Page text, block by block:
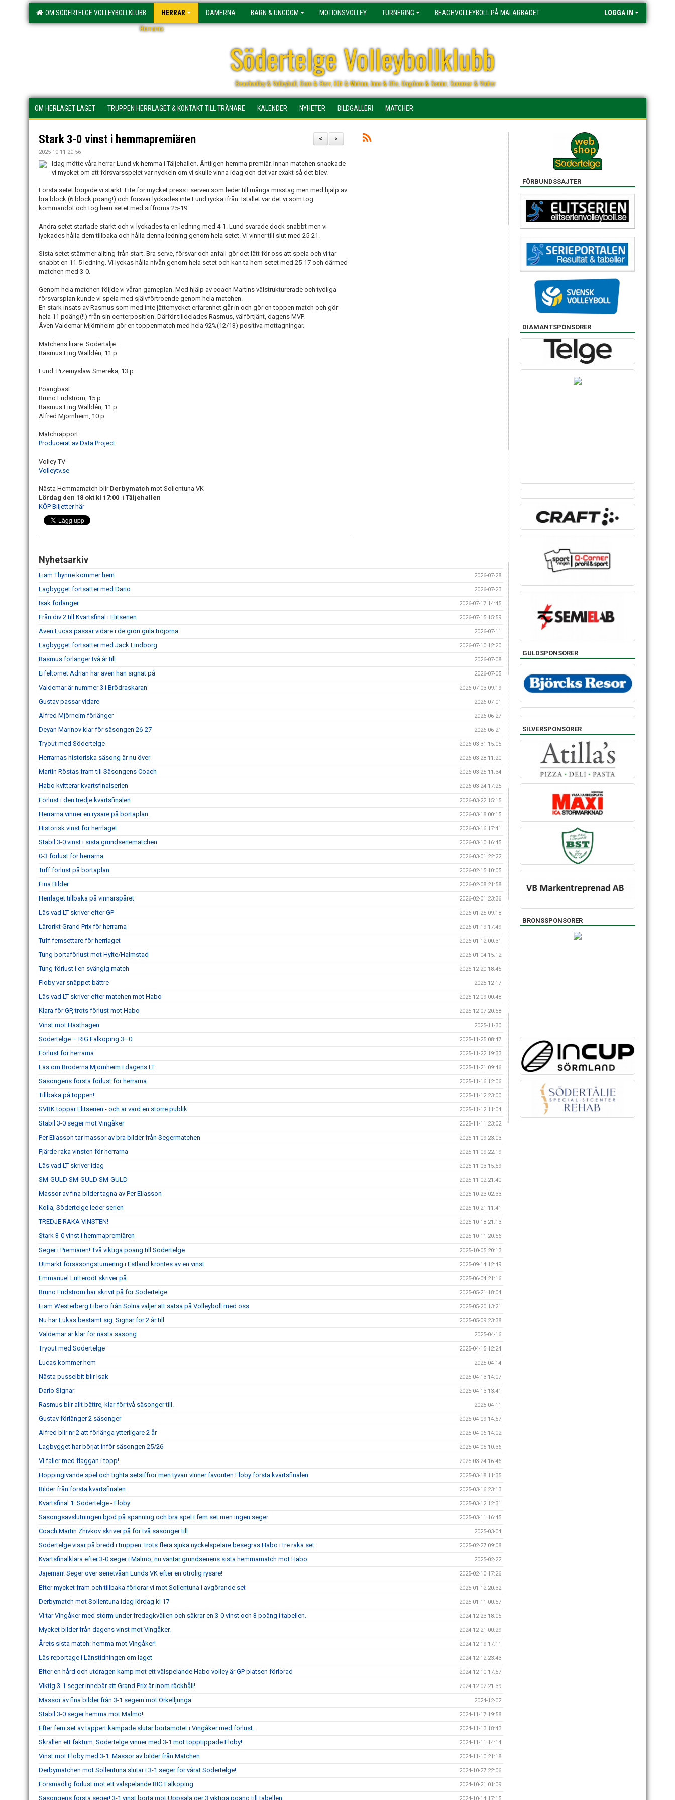
OM SÖDERTELGE VOLLEYBOLLKLUBB HERRAR DAMERNA BARN & UNGDOM MOTIONSVOLLEY TURNERING BEACHVOLLEYBOLL PÅ MÄLARBADET LOGGA IN
Södertelge Volleybollklubb
Beachvolley & Volleyboll, Dam & Herr, Elit & Motion, Inne & Ute, Ungdom & Senior, Sommar & Vinter
Herrarna
OM HERLAGET LAGET TRUPPEN HERRLAGET & KONTAKT TILL TRÄNARE KALENDER NYHETER BILDGALLERI MATCHER
>
<
Stark 3-0 vinst i hemmapremiären
2025-10-11 20:56
Idag mötte våra herrar Lund vk hemma i Täljehallen. Äntligen hemma premiär. Innan matchen snackade
vi mycket om att försvarsspelet var nyckeln om vi skulle vinna idag och det var exakt så det blev.
Första setet började vi starkt. Lite för mycket press i serven som leder till många misstag men med hjälp av
bra block (6 block poäng!) och försvar lyckades inte Lund rycka ifrån. Istället var det vi som tog
kommandot och tog hem setet med siffrorna 25-19.
Andra setet startade starkt och vi lyckades ta en ledning med 4-1. Lund svarade dock snabbt men vi
lyckades hålla dem tillbaka och hålla denna ledning genom hela setet. Vi vinner till slut med 25-21.
Sista setet stämmer allting från start. Bra serve, försvar och anfall gör det lätt för oss att spela och vi tar
snabbt en 11-5 ledning. Vi lyckas hålla nivån genom hela setet och kan ta hem setet med 25-17 och därmed
matchen med 3-0.
Genom hela matchen följde vi våran gameplan. Med hjälp av coach Martins välstrukturerade och tydliga
försvarsplan kunde vi spela med självförtroende genom hela matchen.
En stark insats av Rasmus som med inte jättemycket erfarenhet går in och gör en toppen match och gör
hela 11 poäng(!!) från sin centerposition. Därför tilldelades Rasmus, välförtjänt, dagens MVP.
Även Valdemar Mjörnheim gör en toppenmatch med hela 92%(12/13) positiva mottagningar.
Matchens lirare: Södertälje:
Rasmus Ling Walldén, 11 p
Lund: Przemyslaw Smereka, 13 p
Poängbäst:
Bruno Fridström, 15 p
Rasmus Ling Walldén, 11 p
Alfred Mjörnheim, 10 p
Matchrapport
Producerat av Data Project
Volley TV
Volleytv.se
Nästa Hemmamatch blir Derbymatch mot Sollentuna VK
Lördag den 18 okt kl 17:00 i Täljehallen
KÖP Biljetter här
Nyhetsarkiv
Liam Thynne kommer hem 2026-07-28
Lagbygget fortsätter med Dario 2026-07-23
Isak förlänger 2026-07-17 14:45
Från div 2 till Kvartsfinal i Elitserien 2026-07-15 15:59
Även Lucas passar vidare i de grön gula tröjorna 2026-07-11
Lagbygget fortsätter med Jack Lindborg 2026-07-10 12:20
Rasmus förlänger två år till 2026-07-08
Eifeltornet Adrian har även han signat på 2026-07-05
Valdemar är nummer 3 i Brödraskaran 2026-07-03 09:19
Gustav passar vidare 2026-07-01
Alfred Mjörneim förlänger 2026-06-27
Deyan Marinov klar för säsongen 26-27 2026-06-21
Tryout med Södertelge 2026-03-31 15:05
Herrarnas historiska säsong är nu över 2026-03-28 11:20
Martin Röstas fram till Säsongens Coach 2026-03-25 11:34
Habo kvitterar kvartsfinalserien 2026-03-24 17:25
Förlust i den tredje kvartsfinalen 2026-03-22 15:15
Herrarna vinner en rysare på bortaplan. 2026-03-18 00:15
Historisk vinst för herrlaget 2026-03-16 17:41
Stabil 3-0 vinst i sista grundseriematchen 2026-03-10 16:45
0-3 förlust för herrarna 2026-03-01 22:22
Tuff förlust på bortaplan 2026-02-15 10:05
Fina Bilder 2026-02-08 21:58
Herrlaget tillbaka på vinnarspåret 2026-02-01 23:36
Läs vad LT skriver efter GP 2026-01-25 09:18
Lärorikt Grand Prix för herrarna 2026-01-19 17:49
Tuff femsettare för herrlaget 2026-01-12 00:31
Tung bortaförlust mot Hylte/Halmstad 2026-01-04 15:12
Tung förlust i en svängig match 2025-12-20 18:45
Floby var snäppet bättre 2025-12-17
Läs vad LT skriver efter matchen mot Habo 2025-12-09 00:48
Klara för GP, trots förlust mot Habo 2025-12-07 20:58
Vinst mot Hästhagen 2025-11-30
Södertelge – RIG Falköping 3–0 2025-11-25 08:47
Förlust för herrarna 2025-11-22 19:33
Läs om Bröderna Mjörnheim i dagens LT 2025-11-21 09:46
Säsongens första förlust för herrarna 2025-11-16 12:06
Tillbaka på toppen! 2025-11-12 23:00
SVBK toppar Elitserien - och är värd en större publik 2025-11-12 11:04
Stabil 3-0 seger mot Vingåker 2025-11-11 23:02
Per Eliasson tar massor av bra bilder från Segermatchen 2025-11-09 23:03
Fjärde raka vinsten för herrarna 2025-11-09 22:19
Läs vad LT skriver idag 2025-11-03 15:59
SM-GULD SM-GULD SM-GULD 2025-11-02 21:40
Massor av fina bilder tagna av Per Eliasson 2025-10-23 02:33
Kolla, Södertelge leder serien 2025-10-21 11:41
TREDJE RAKA VINSTEN! 2025-10-18 21:13
Stark 3-0 vinst i hemmapremiären 2025-10-11 20:56
Seger i Premiären! Två viktiga poäng till Södertelge 2025-10-05 20:13
Utmärkt försäsongsturnering i Estland kröntes av en vinst 2025-09-14 12:49
Emmanuel Lutterodt skriver på 2025-06-04 21:16
Bruno Fridström har skrivit på för Södertelge 2025-05-21 18:04
Liam Westerberg Libero från Solna väljer att satsa på Volleyboll med oss 2025-05-20 13:21
Nu har Lukas bestämt sig. Signar för 2 år till 2025-05-09 23:38
Valdemar är klar för nästa säsong 2025-04-16
Tryout med Södertelge 2025-04-15 12:24
Lucas kommer hem 2025-04-14
Nästa pusselbit blir Isak 2025-04-13 14:07
Dario Signar 2025-04-13 13:41
Rasmus blir allt bättre, klar för två säsonger till. 2025-04-11
Gustav förlänger 2 säsonger 2025-04-09 14:57
Alfred blir nr 2 att förlänga ytterligare 2 år 2025-04-06 14:02
Lagbygget har börjat inför säsongen 25/26 2025-04-05 10:36
Vi faller med flaggan i topp! 2025-03-24 16:46
Hoppingivande spel och tighta setsiffror men tyvärr vinner favoriten Floby första kvartsfinalen 2025-03-18 11:35
Bilder från första kvartsfinalen 2025-03-16 23:13
Kvartsfinal 1: Södertelge - Floby 2025-03-12 12:31
Säsongsavslutningen bjöd på spänning och bra spel i fem set men ingen seger 2025-03-11 16:45
Coach Martin Zhivkov skriver på för två säsonger till 2025-03-04
Södertelge visar på bredd i truppen: trots flera sjuka nyckelspelare besegras Habo i tre raka set 2025-02-27 09:08
Kvartsfinalklara efter 3-0 seger i Malmö, nu väntar grundseriens sista hemmamatch mot Habo 2025-02-22
Jajemän! Seger över serietvåan Lunds VK efter en otrolig rysare! 2025-02-10 17:26
Efter mycket fram och tillbaka förlorar vi mot Sollentuna i avgörande set 2025-01-12 20:32
Derbymatch mot Sollentuna idag lördag kl 17 2025-01-11 00:57
Vi tar Vingåker med storm under fredagkvällen och säkrar en 3-0 vinst och 3 poäng i tabellen. 2024-12-23 18:05
Mycket bilder från dagens vinst mot Vingåker. 2024-12-21 00:29
Årets sista match: hemma mot Vingåker! 2024-12-19 17:11
Läs reportage i Länstidningen om laget 2024-12-12 23:43
Efter en hård och utdragen kamp mot ett välspelande Habo volley är GP platsen förlorad 2024-12-10 17:57
Viktig 3-1 seger innebär att Grand Prix är inom räckhåll! 2024-12-02 21:39
Massor av fina bilder från 3-1 segern mot Örkelljunga 2024-12-02
Stabil 3-0 seger hemma mot Malmö! 2024-11-17 19:58
Efter fem set av tappert kämpade slutar bortamötet i Vingåker med förlust. 2024-11-13 18:43
Skrällen ett faktum: Södertelge vinner med 3-1 mot topptippade Floby! 2024-11-11 14:14
Vinst mot Floby med 3-1. Massor av bilder från Matchen 2024-11-10 21:18
Derbymatchen mot Sollentuna slutar i 3-1 seger för vårat Södertelge! 2024-10-27 22:06
Försmädlig förlust mot ett välspelande RIG Falköping 2024-10-21 01:09
Säsongens första seger! 3-1 vinst borta mot Uppsala ger 3 viktiga poäng till tabellen
FÖRBUNDSSAJTER
DIAMANTSPONSORER
GULDSPONSORER
SILVERSPONSORER
BRONSSPONSORER